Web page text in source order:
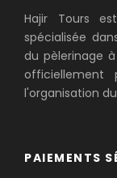
Hajir Tours
spécialisée
du pèlerinage
officiellement
l'organisation
PAIEMENTS